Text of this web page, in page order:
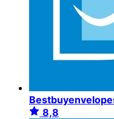
8,8